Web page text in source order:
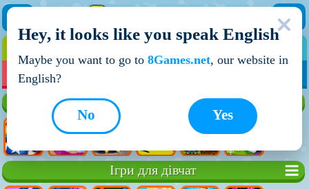
НОВІ ІГРИ
Ігри для дівчат
Hey, it looks like you speak English
Maybe you want to go to 8Games.net, our website in
English?
Yes
No